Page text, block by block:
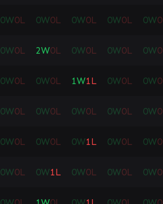
0W0L 0W0L 0W0L 0W0L 0W0
0W0L 2W0L 0W0L 0W0L 0W0
0W0L 0W0L 1W1L 0W0L 0W0
0W0L 0W0L 0W0L 0W0L 0W0
0W0L 0W0L 0W1L 0W0L 0W0
0W0L 0W1L 0W0L 0W0L 0W0